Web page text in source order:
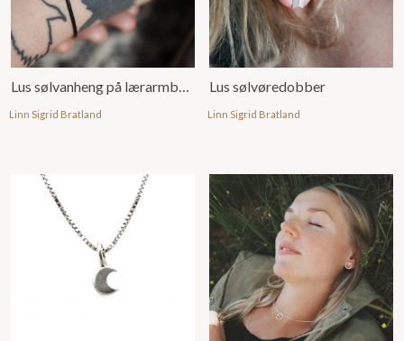
Lus sølvanheng på lærarmbånd
Linn Sigrid Bratland
Lus sølvøredobber
Linn Sigrid Bratland